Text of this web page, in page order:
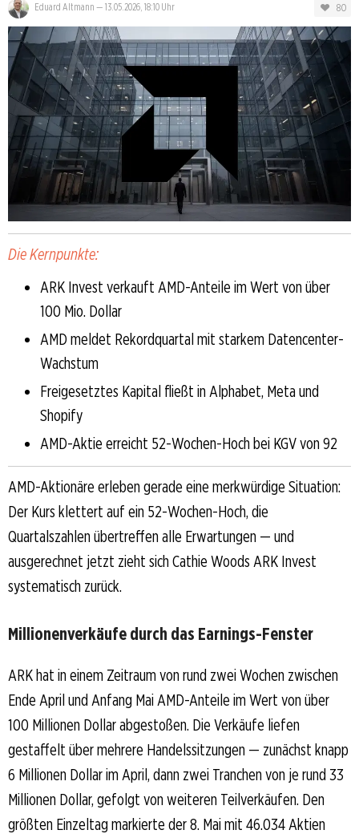
Eduard Altmann — 13.05.2026, 18:10 Uhr 80
Die Kernpunkte:
ARK Invest verkauft AMD-Anteile im Wert von über
100 Mio. Dollar
AMD meldet Rekordquartal mit starkem Datencenter-
Wachstum
Freigesetztes Kapital fließt in Alphabet, Meta und
Shopify
AMD-Aktie erreicht 52-Wochen-Hoch bei KGV von 92
AMD-Aktionäre erleben gerade eine merkwürdige Situation:
Der Kurs klettert auf ein 52-Wochen-Hoch, die
Quartalszahlen übertreffen alle Erwartungen — und
ausgerechnet jetzt zieht sich Cathie Woods ARK Invest
systematisch zurück.
Millionenverkäufe durch das Earnings-Fenster
ARK hat in einem Zeitraum von rund zwei Wochen zwischen
Ende April und Anfang Mai AMD-Anteile im Wert von über
100 Millionen Dollar abgestoßen. Die Verkäufe liefen
gestaffelt über mehrere Handelssitzungen — zunächst knapp
6 Millionen Dollar im April, dann zwei Tranchen von je rund 33
Millionen Dollar, gefolgt von weiteren Teilverkäufen. Den
größten Einzeltag markierte der 8. Mai mit 46.034 Aktien